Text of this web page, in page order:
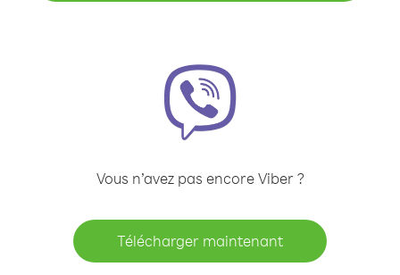
Vous n’avez pas encore Viber ?
Télécharger maintenant